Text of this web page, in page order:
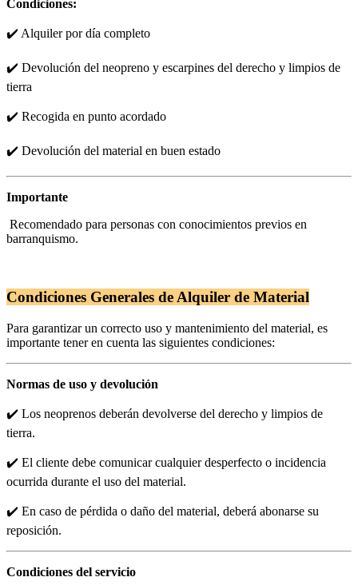
Condiciones:
✔️ Alquiler por día completo
✔️ Devolución del neopreno y escarpines del derecho y limpios de
tierra
✔️ Recogida en punto acordado
✔️ Devolución del material en buen estado
Importante
Recomendado para personas con conocimientos previos en
barranquismo.
Condiciones Generales de Alquiler de Material
Para garantizar un correcto uso y mantenimiento del material, es
importante tener en cuenta las siguientes condiciones:
Normas de uso y devolución
✔️ Los neoprenos deberán devolverse del derecho y limpios de
tierra.
✔️ El cliente debe comunicar cualquier desperfecto o incidencia
ocurrida durante el uso del material.
✔️ En caso de pérdida o daño del material, deberá abonarse su
reposición.
Condiciones del servicio